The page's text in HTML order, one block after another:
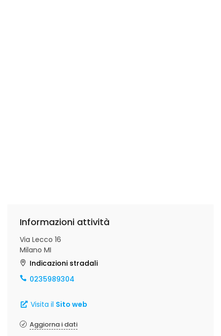
Informazioni attività
Via Lecco 16
Milano MI
Indicazioni stradali
0235989304
Visita il Sito web
Aggiorna i dati